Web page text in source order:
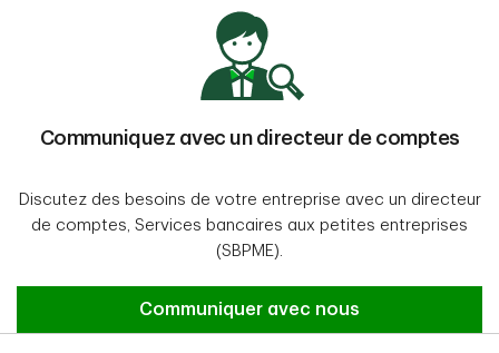
Communiquez avec un directeur de comptes
Discutez des besoins de votre entreprise avec un directeur
de comptes, Services bancaires aux petites entreprises
(SBPME).
Communiquez avec un directeur de
Communiquer avec nous